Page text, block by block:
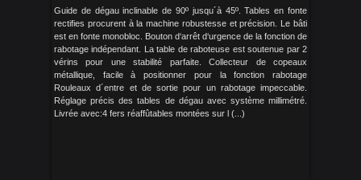
Guide de dégau inclinable de 90º jusqu´à 45º. Tables en fonte
rectifies procurent à la machine robustesse et précision. Le bâti
est en fonte monobloc. Bouton d‘arrêt d‘urgence de la fonction de
rabotage indépendant. La table de raboteuse est soutenue par 2
vérins pour une stabilité parfaite. Collecteur de copeaux
métallique, facile à positionner pour la fonction rabotage
Rouleaux d´entre et de sortie pour un rabotage impeccable.
Réglage précis des tables de dégau avec système millimétré.
Livrée avec:4 fers réaffûtables montées sur l (...)